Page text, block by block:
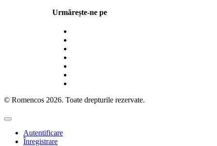
Urmărește-ne pe
© Romencos 2026. Toate drepturile rezervate.
Autentificare
Înregistrare